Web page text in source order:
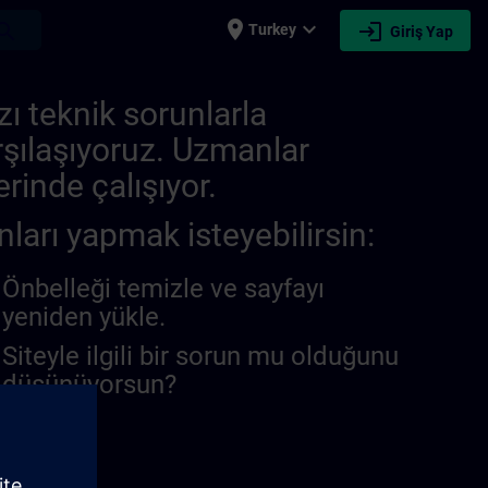
place Turkey expand_more login Giriş Yap
teknik sorunlarla
Uzmanlar
çalışıyor.
yapmak isteyebilirsin:
Önbelleği temizle ve sayfayı
yeniden yükle.
Siteyle ilgili bir sorun mu olduğunu
düşünüyorsun?